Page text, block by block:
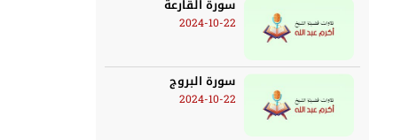
سورة القارعة
2024-10-22
سورة البروج
2024-10-22